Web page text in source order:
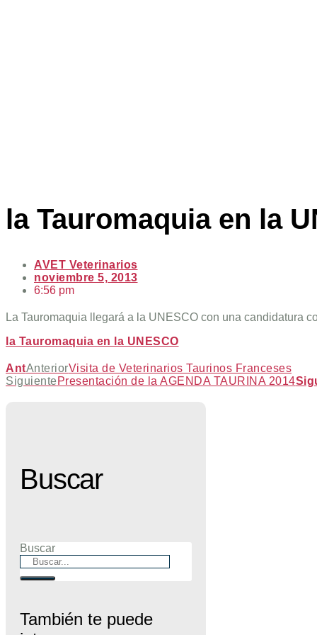
la Tauromaquia en la
AVET Veterinarios
noviembre 5, 2013
6:56 pm
La Tauromaquia llegará a la UNESCO con una candidatura
la Tauromaquia en la UNESCO
AntAnteriorVisita de Veterinarios Taurinos Franceses
Siguiente Presentación de la AGENDA TAURINA 2014
Buscar
Buscar
También te puede